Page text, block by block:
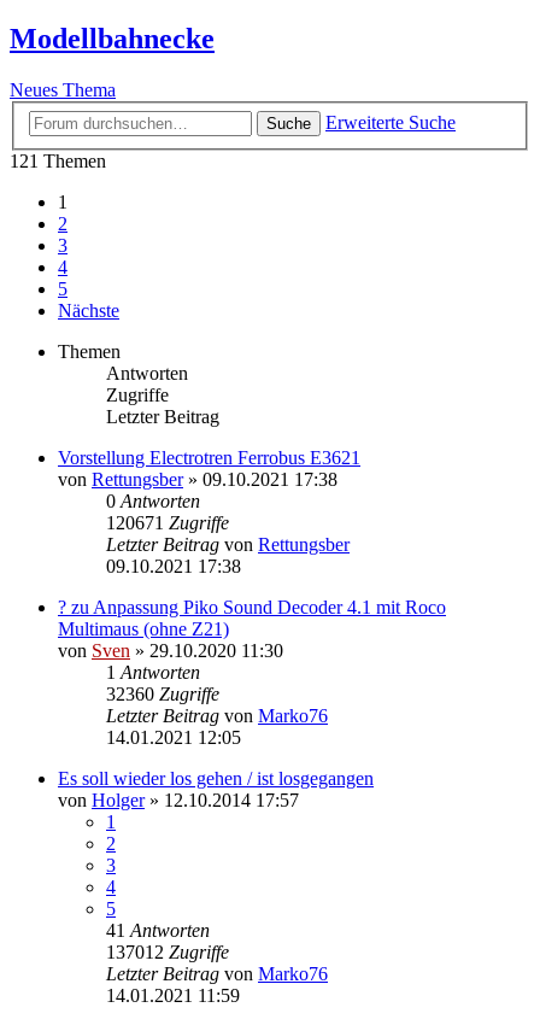
Modellbahnecke
Neues Thema
Suche
Erweiterte Suche
121 Themen
1
2
3
4
5
Nächste
Themen
Antworten
Zugriffe
Letzter Beitrag
Vorstellung Electrotren Ferrobus E3621
von Rettungsber» 09.10.2021 17:38
0 Antworten
120671 Zugriffe
Letzter Beitrag von Rettungsber
09.10.2021 17:38
? zu Anpassung Piko Sound Decoder 4.1 mit Roco
Multimaus (ohne Z21)
von Sven » 29.10.2020 11:30
1 Antworten
32360 Zugriffe
Letzter Beitrag von Marko76
14.01.2021 12:05
Es soll wieder los gehen / ist losgegangen
von Holger» 12.10.2014 17:57
1
2
3
4
5
41 Antworten
137012 Zugriffe
Letzter Beitrag von Marko76
14.01.2021 11:59